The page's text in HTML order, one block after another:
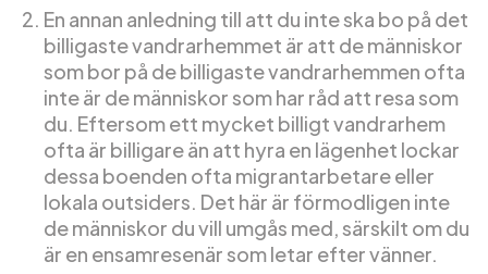
En annan anledning till att du inte ska bo på det
billigaste vandrarhemmet är att de människor
som bor på de billigaste vandrarhemmen ofta
inte är de människor som har råd att resa som
du. Eftersom ett mycket billigt vandrarhem
ofta är billigare än att hyra en lägenhet lockar
dessa boenden ofta migrantarbetare eller
lokala outsiders. Det här är förmodligen inte
de människor du vill umgås med, särskilt om du
är en ensamresenär som letar efter vänner.